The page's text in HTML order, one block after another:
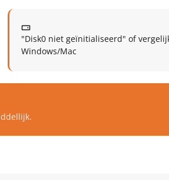
"Disk0 niet geïnitialiseerd" of
Windows/Mac